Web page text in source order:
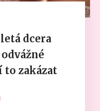
dcera
zakázat